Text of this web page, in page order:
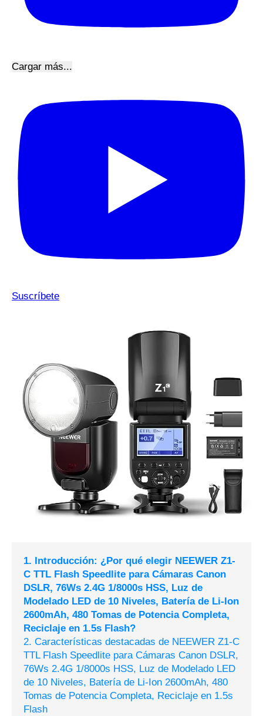
Cargar más...
Suscríbete
1. Introducción: ¿Por qué elegir NEEWER Z1-
C TTL Flash Speedlite para Cámaras Canon
DSLR, 76Ws 2.4G 1/8000s HSS, Luz de
Modelado LED de 10 Niveles, Batería de Li-Ion
2600mAh, 480 Tomas de Potencia Completa,
Reciclaje en 1.5s Flash?
2. Características destacadas de NEEWER Z1-C
TTL Flash Speedlite para Cámaras Canon DSLR,
76Ws 2.4G 1/8000s HSS, Luz de Modelado LED
de 10 Niveles, Batería de Li-Ion 2600mAh, 480
Tomas de Potencia Completa, Reciclaje en 1.5s
Flash